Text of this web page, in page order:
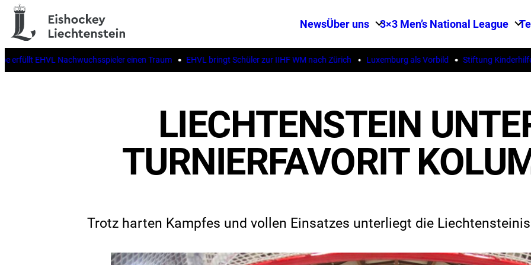
NewsÜber uns 3×3 Men’s National League
EHVL Nachwuchsspieler einen Traum EHVL bringt Schüler zur IIHF WM nach Zürich Luxemburg als Vorbild Stiftung Kinderhilfe
LIECHTENSTEIN
TURNIERFAVORIT
Trotz harten Kampfes und vollen Einsatzes unterliegt die